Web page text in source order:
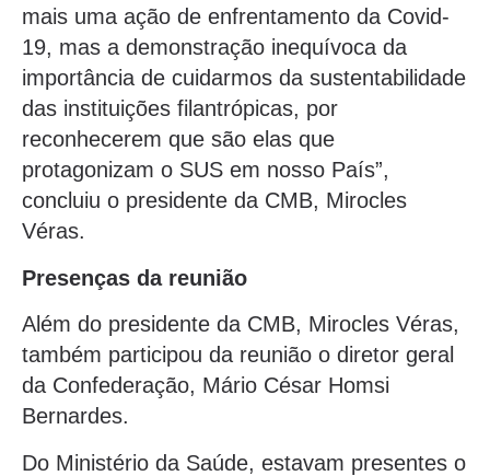
mais uma ação de enfrentamento da Covid-
19, mas a demonstração inequívoca da
importância de cuidarmos da sustentabilidade
das instituições filantrópicas, por
reconhecerem que são elas que
protagonizam o SUS em nosso País”,
concluiu o presidente da CMB, Mirocles
Véras.
Presenças da reunião
Além do presidente da CMB, Mirocles Véras,
também participou da reunião o diretor geral
da Confederação, Mário César Homsi
Bernardes.
Do Ministério da Saúde, estavam presentes o